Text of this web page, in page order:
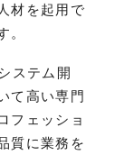
材を起用で
。
ステム開
て高い専門
フェッショ
質に業務を